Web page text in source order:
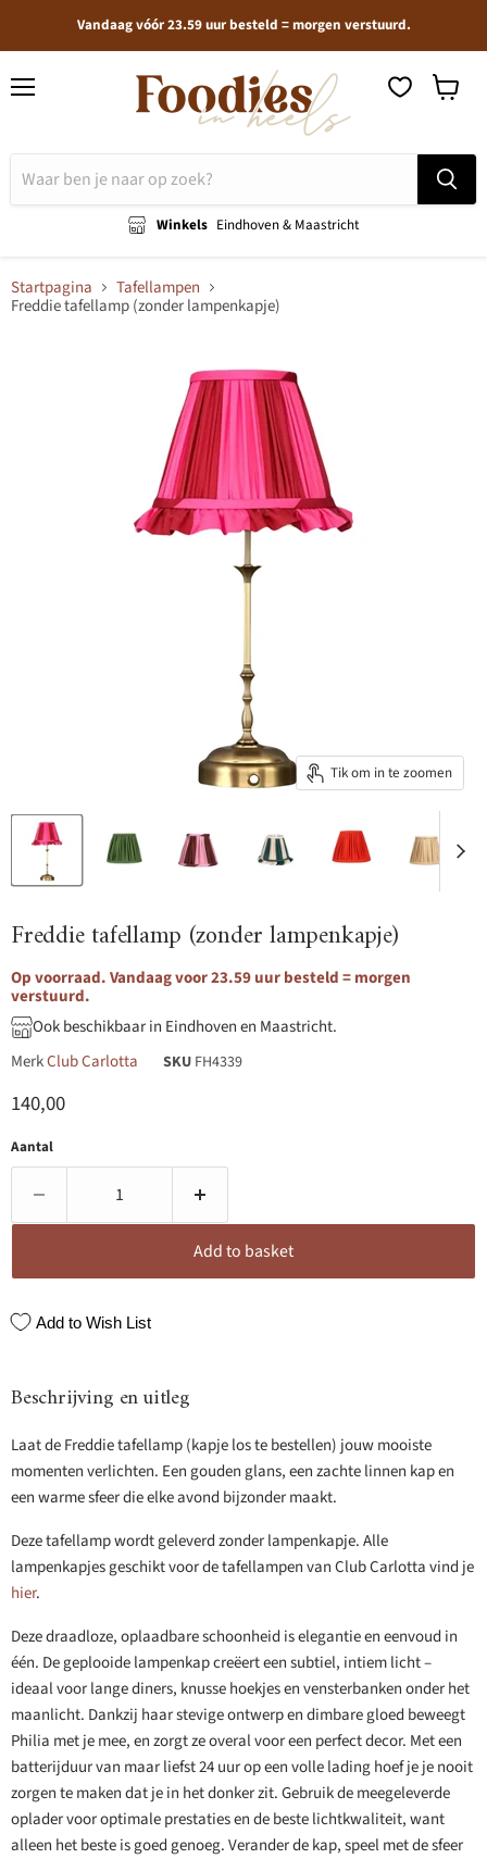
Vandaag vóór 23.59 uur besteld = morgen verstuurd.
Winkels Eindhoven & Maastricht
Startpagina
Tafellampen
Freddie tafellamp (zonder lampenkapje)
Tik om in te zoomen
Freddie tafellamp (zonder lampenkapje)
Op voorraad. Vandaag voor 23.59 uur besteld = morgen
verstuurd.
Ook beschikbaar in Eindhoven en Maastricht.
MerkClub Carlotta SKU FH4339
Huidige prijs
140,00
Aantal
Add to basket
Add to Wish List
Beschrijving en uitleg
Laat de Freddie tafellamp (kapje los te bestellen) jouw mooiste
momenten verlichten. Een gouden glans, een zachte linnen kap en
een warme sfeer die elke avond bijzonder maakt.
Deze tafellamp wordt geleverd zonder lampenkapje. Alle
lampenkapjes geschikt voor de tafellampen van Club Carlotta vind je
hier.
Deze draadloze, oplaadbare schoonheid is elegantie en eenvoud in
één. De geplooide lampenkap creëert een subtiel, intiem licht –
ideaal voor lange diners, knusse hoekjes en vensterbanken onder het
maanlicht. Dankzij haar stevige ontwerp en dimbare gloed beweegt
Philia met je mee, en zorgt ze overal voor een perfect decor. Met een
batterijduur van maar liefst 24 uur op een volle lading hoef je je nooit
zorgen te maken dat je in het donker zit. Gebruik de meegeleverde
oplader voor optimale prestaties en de beste lichtkwaliteit, want
alleen het beste is goed genoeg. Verander de kap, speel met de sfeer